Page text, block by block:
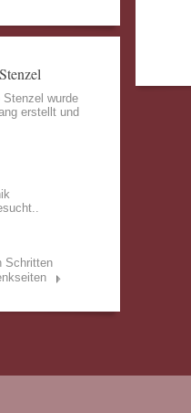
wurde
erstellt und
Schritten